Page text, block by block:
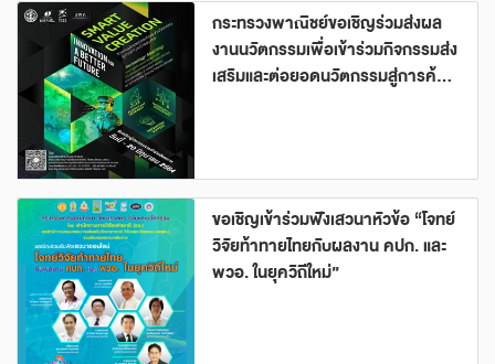
กระทรวงพาณิชย์ขอเชิญร่วมส่งผล
งานนวัตกรรมเพื่อเข้าร่วมกิจกรรมส่ง
เสริมและต่อยอดนวัตกรรมสู่การค้า
ขอเชิญเข้าร่วมฟังเสวนาหัวข้อ “โจทย์
วิจัยท้าทายไทยกับผลงาน คปก. และ
พวอ. ในยุควิถีใหม่”